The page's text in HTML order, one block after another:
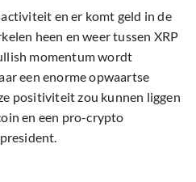
en er komt geld in de
heen en weer tussen XRP
momentum wordt
een enorme opwaartse
positiviteit zou kunnen liggen
en een pro-crypto